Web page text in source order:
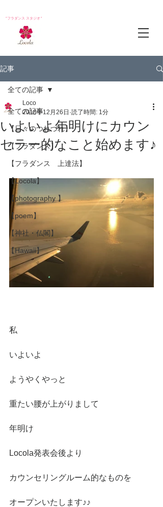
*フラダンス スタジオ*
記事
全ての記事
【日々のつれづれ】
【フラダンス】
【フラダンス 上達法】
【Locola】
【photography 】
【poem】
【神社・仏閣】
【Hawaii】
全ての記事
いよいよ年明けにカウン
セラー的なこと始めます♪
Loco
2018年12月26日 読了時間: 1分
私
いよいよ
ようやくやっと
重たい腰が上がりまして
年明け
Locola発表会後より
カウンセリングルーム的なものを
オープンいたします♪♪